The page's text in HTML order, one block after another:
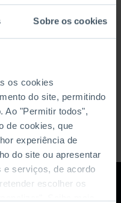
Sobre os cookies
os cookies
do site, permitindo
Ao "Permitir todos",
de cookies, que
experiência de
do site ou apresentar
e serviços, de acordo
escolher os